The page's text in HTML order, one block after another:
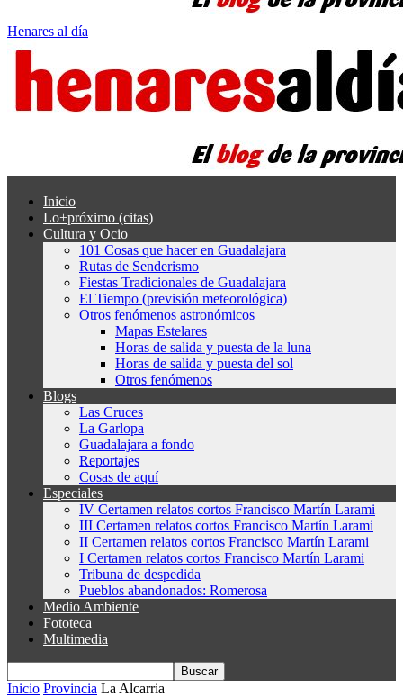
Henares al día
Inicio
Lo+próximo (citas)
Cultura y Ocio
101 Cosas que hacer en Guadalajara
Rutas de Senderismo
Fiestas Tradicionales de Guadalajara
El Tiempo (previsión meteorológica)
Otros fenómenos astronómicos
Mapas Estelares
Horas de salida y puesta de la luna
Horas de salida y puesta del sol
Otros fenómenos
Blogs
Las Cruces
La Garlopa
Guadalajara a fondo
Reportajes
Cosas de aquí
Especiales
IV Certamen relatos cortos Francisco Martín Larami
III Certamen relatos cortos Francisco Martín Larami
II Certamen relatos cortos Francisco Martín Larami
I Certamen relatos cortos Francisco Martín Larami
Tribuna de despedida
Pueblos abandonados: Romerosa
Medio Ambiente
Fototeca
Multimedia
Inicio Provincia La Alcarria